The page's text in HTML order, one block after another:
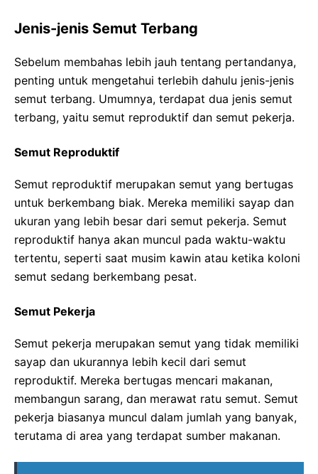
Jenis-jenis Semut Terbang
Sebelum membahas lebih jauh tentang pertandanya,
penting untuk mengetahui terlebih dahulu jenis-jenis
semut terbang. Umumnya, terdapat dua jenis semut
terbang, yaitu semut reproduktif dan semut pekerja.
Semut Reproduktif
Semut reproduktif merupakan semut yang bertugas
untuk berkembang biak. Mereka memiliki sayap dan
ukuran yang lebih besar dari semut pekerja. Semut
reproduktif hanya akan muncul pada waktu-waktu
tertentu, seperti saat musim kawin atau ketika koloni
semut sedang berkembang pesat.
Semut Pekerja
Semut pekerja merupakan semut yang tidak memiliki
sayap dan ukurannya lebih kecil dari semut
reproduktif. Mereka bertugas mencari makanan,
membangun sarang, dan merawat ratu semut. Semut
pekerja biasanya muncul dalam jumlah yang banyak,
terutama di area yang terdapat sumber makanan.